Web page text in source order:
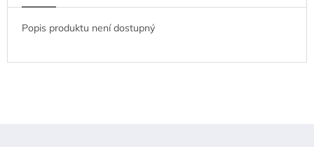
Popis produktu není dostupný